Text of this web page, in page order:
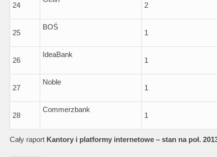
24 2
25
BOŚ
1
26
IdeaBank
1
27
Noble
1
28
Commerzbank
1
Cały raport Kantory i platformy internetowe – stan na poł.